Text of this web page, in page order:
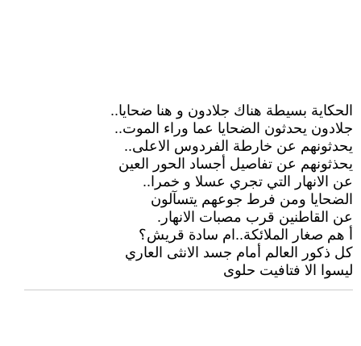
الحكاية بسيطة هناك جلادون و هنا ضحايا..
جلادون يحدثون الضحايا عما وراء الموت..
يحدثونهم عن خارطة الفردوس الاعلى..
يحذثونهم عن تفاصيل أجساد الحور العين
عن الانهار التي تجري عسلا و خمرا..
الضحايا ومن فرط جوعهم يتسآلون
عن القاطنين قرب مصبات الانهار.
أ هم صغار الملائكة..ام سادة قريش؟
كل ذكور العالم أمام جسد الانثى العاري
ليسوا الا فتافيت حلوى